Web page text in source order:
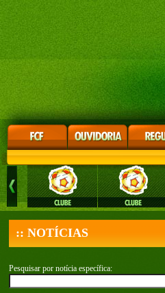
:: NOTÍCIAS
Pesquisar por notícia específica: